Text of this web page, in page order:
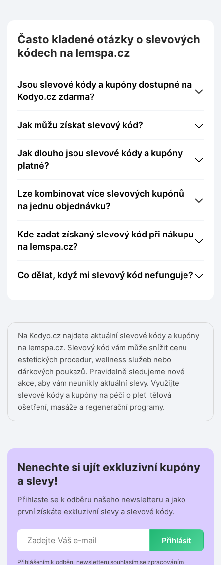
Na Kodyo.cz najdete aktuální slevové kódy a kupóny
na Iemspa.cz. Slevový kód vám může snížit cenu
estetických procedur, wellness služeb nebo
dárkových poukazů. Pravidelně sledujeme nové
akce, aby vám neunikly aktuální slevy. Využijte
slevové kódy a kupóny na péči o pleť, tělová
ošetření, masáže a regenerační programy.
Často kladené otázky o slevových
kódech na Iemspa.cz
Jsou slevové kódy a kupóny dostupné na
Kodyo.cz zdarma?
Jak můžu získat slevový kód?
Jak dlouho jsou slevové kódy a kupóny
platné?
Lze kombinovat více slevových kupónů
na jednu objednávku?
Kde zadat získaný slevový kód při nákupu
na Iemspa.cz?
Co dělat, když mi slevový kód nefunguje?
Nenechte si ujít exkluzivní kupóny
a slevy!
Přihlaste se k odběru našeho newsletteru a jako
první získáte exkluzivní slevy a slevové kódy.
Přihlásit
Přihlášením k odběru newsletteru souhlasím se zpracováním